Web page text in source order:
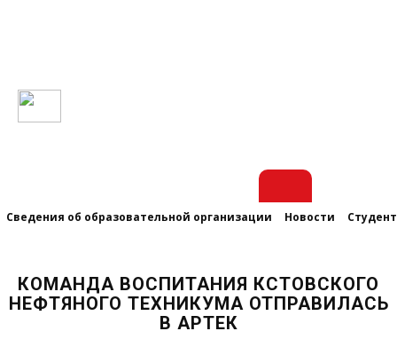
Сведения об образовательной организации Новости
КОМАНДА ВОСПИТАНИЯ КСТОВСКОГО
НЕФТЯНОГО ТЕХНИКУМА ОТПРАВИЛАСЬ
В АРТЕК